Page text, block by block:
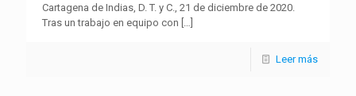
Cartagena de Indias, D. T. y C., 21 de diciembre de 2020.
Tras un trabajo en equipo con […]
Leer más